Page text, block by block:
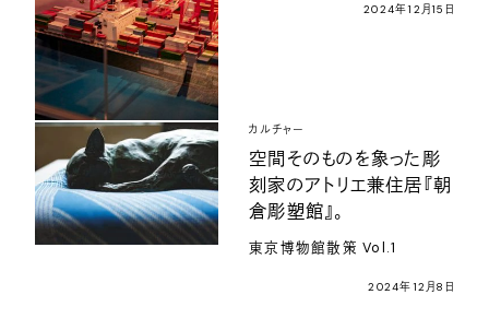
2024年12月15日
カルチャー
空間そのものを象った彫
刻家のアトリエ兼住居『朝
倉彫塑館』。
東京博物館散策 Vol.1
2024年12月8日